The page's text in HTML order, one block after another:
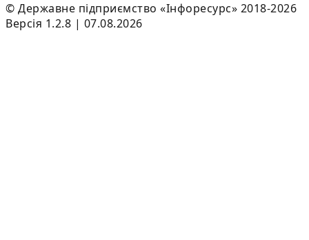
© Державне підприємство «Інфоресурс» 2018-2026
Версія 1.2.8 | 07.08.2026